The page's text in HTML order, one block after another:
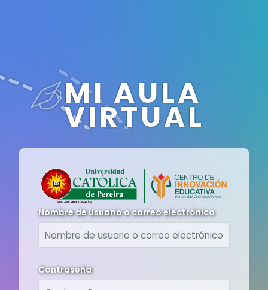
Saltar al contenido principalMI AULA
VIRTUAL
Nombre de usuario o correo electrónico
Nombre de usuario o correo electrónico
Contraseña
Contraseña